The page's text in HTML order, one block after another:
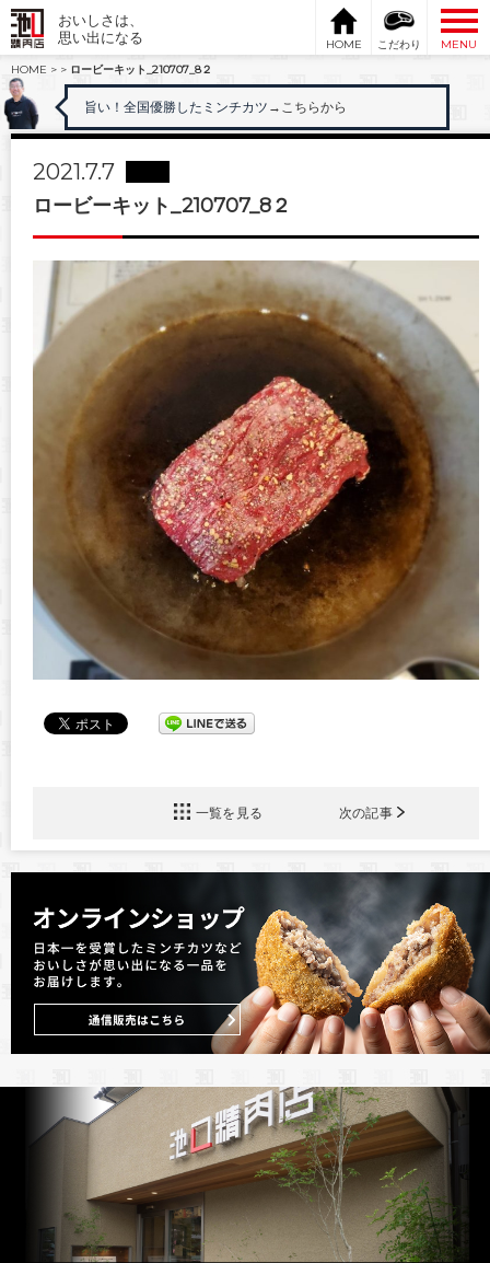
おいしさは、
思い出になる
HOME こだわり
MENU
HOME > > ロービーキット_210707_8２
旨い！全国優勝したミンチカツ →こちらから
2021.7.7
ロービーキット_210707_8２
一覧を見る 次の記事